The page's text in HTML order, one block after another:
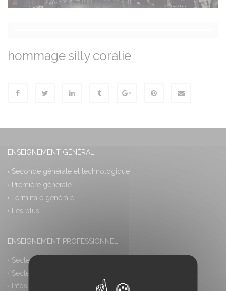
hommage silly coralie
ENSEIGNEMENT GÉNÉRAL
Seconde générale et technologique
Première générale
Terminale générale
Les plus
ENSEIGNEMENT PROFESSIONNEL
Secteur industriel
Secteur tertiaire
Infos pratiques